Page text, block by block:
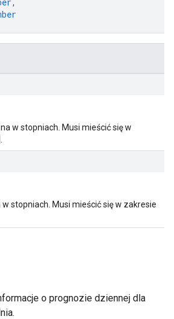
w stopniach. Musi mieścić się w
w stopniach. Musi mieścić się w zakresie
o prognozie dziennej dla